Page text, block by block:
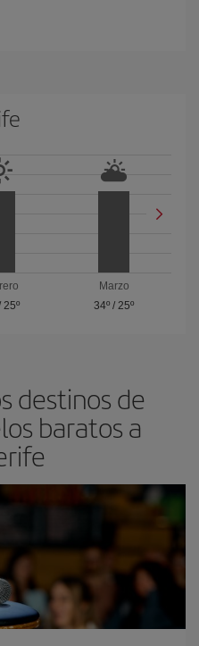
25º
Marzo
34º /25º
destinos de
baratos a